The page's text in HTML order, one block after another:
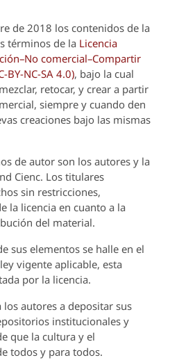
de 2018 los contenidos de la
términos de la Licencia
comercial–Compartir
NC-SA 4.0), bajo la cual
retocar, y crear a partir
siempre y cuando den
creaciones bajo las mismas
de autor son los autores y la
Cienc. Los titulares
sin restricciones,
la licencia en cuanto a la
del material.
sus elementos se halle en el
vigente aplicable, esta
por la licencia.
autores a depositar sus
institucionales y
que la cultura y el
todos y para todos.